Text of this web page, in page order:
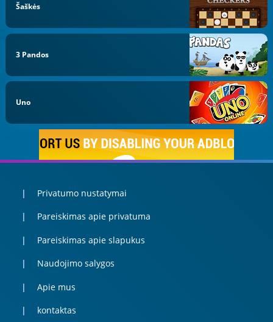
Šaškės
3 Pandos
Uno
Privatumo nustatymai
Pareiskimas apie privatuma
Pareiskimas apie slapukus
Naudojimo salygos
Apie mus
kontaktas